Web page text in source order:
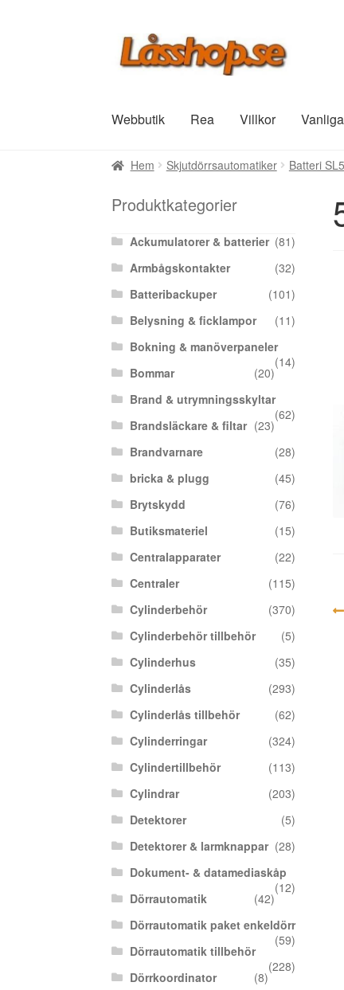
Hoppa
till
Hoppa
till
Webbutik Rea Villkor
Hem Skjutdörrsautomatiker Batteri
Produktkategorier
Ackumulatorer & batterier (81)
Armbågskontakter
(32)
Batteribackuper
(101)
Belysning & ficklampor
(11)
Bokning & manöverpaneler
(14)
Bommar
(20)
Brand & utrymningsskyltar
(62)
Brandsläckare & filtar (23)
Brandvarnare
(28)
bricka & plugg
(45)
Brytskydd
(76)
Butiksmateriel
(15)
Centralapparater
(22)
Centraler
(115)
Cylinderbehör
(370)
Cylinderbehör tillbehör
(5)
Cylinderhus
(35)
Cylinderlås
(293)
Cylinderlås tillbehör
(62)
Cylinderringar
(324)
Cylindertillbehör
(113)
Cylindrar
(203)
Detektorer
(5)
Detektorer & larmknappar (28)
Dokument- & datamediaskåp
(12)
Dörrautomatik
(42)
Dörrautomatik paket enkeldörr
(59)
Dörrautomatik tillbehör
(228)
Dörrkoordinator
(8)